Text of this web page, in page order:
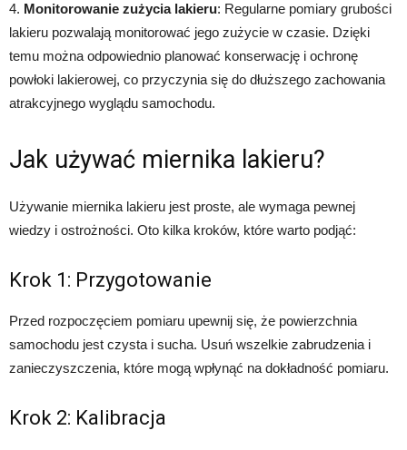
4. Monitorowanie zużycia lakieru: Regularne pomiary grubości
lakieru pozwalają monitorować jego zużycie w czasie. Dzięki
temu można odpowiednio planować konserwację i ochronę
powłoki lakierowej, co przyczynia się do dłuższego zachowania
atrakcyjnego wyglądu samochodu.
Jak używać miernika lakieru?
Używanie miernika lakieru jest proste, ale wymaga pewnej
wiedzy i ostrożności. Oto kilka kroków, które warto podjąć:
Krok 1: Przygotowanie
Przed rozpoczęciem pomiaru upewnij się, że powierzchnia
samochodu jest czysta i sucha. Usuń wszelkie zabrudzenia i
zanieczyszczenia, które mogą wpłynąć na dokładność pomiaru.
Krok 2: Kalibracja